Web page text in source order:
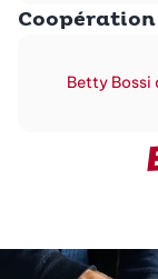
Coopération
Betty Bossi